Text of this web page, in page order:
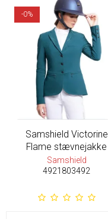
-0%
Samshield Victorine
Flame stævnejakke
Samshield
4921803492